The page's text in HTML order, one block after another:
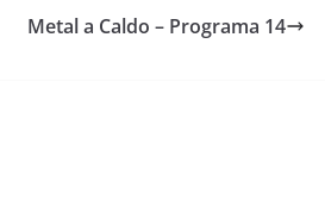
Metal a Caldo – Programa 14